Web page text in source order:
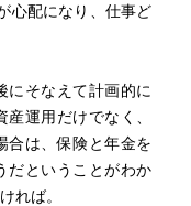
心配になり、仕事ど
にそなえて計画的に
運用だけでなく、
合は、保険と年金を
だということがわか
れば。